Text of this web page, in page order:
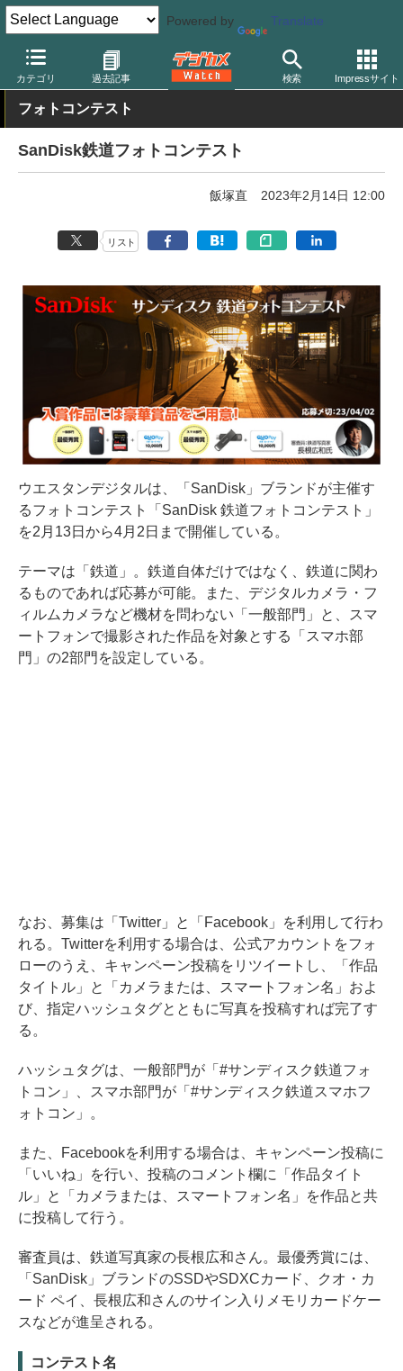
Powered by Translate
カテゴリ 過去記事 検索 Impressサイト
デジカメ Watch 撮影情報 鉄道
フォトコンテスト
SanDisk鉄道フォトコンテスト
飯塚直 2023年2月14日 12:00
リスト
ウエスタンデジタルは、「SanDisk」ブランドが主催す
るフォトコンテスト「SanDisk 鉄道フォトコンテスト」
を2月13日から4月2日まで開催している。
テーマは「鉄道」。鉄道自体だけではなく、鉄道に関わ
るものであれば応募が可能。また、デジタルカメラ・フ
ィルムカメラなど機材を問わない「一般部門」と、スマ
ートフォンで撮影された作品を対象とする「スマホ部
門」の2部門を設定している。
なお、募集は「Twitter」と「Facebook」を利用して行わ
れる。Twitterを利用する場合は、公式アカウントをフォ
ローのうえ、キャンペーン投稿をリツイートし、「作品
タイトル」と「カメラまたは、スマートフォン名」およ
び、指定ハッシュタグとともに写真を投稿すれば完了す
る。
ハッシュタグは、一般部門が「#サンディスク鉄道フォ
トコン」、スマホ部門が「#サンディスク鉄道スマホフ
ォトコン」。
また、Facebookを利用する場合は、キャンペーン投稿に
「いいね」を行い、投稿のコメント欄に「作品タイト
ル」と「カメラまたは、スマートフォン名」を作品と共
に投稿して行う。
審査員は、鉄道写真家の長根広和さん。最優秀賞には、
「SanDisk」ブランドのSSDやSDXCカード、クオ・カ
ード ペイ、長根広和さんのサイン入りメモリカードケー
スなどが進呈される。
コンテスト名